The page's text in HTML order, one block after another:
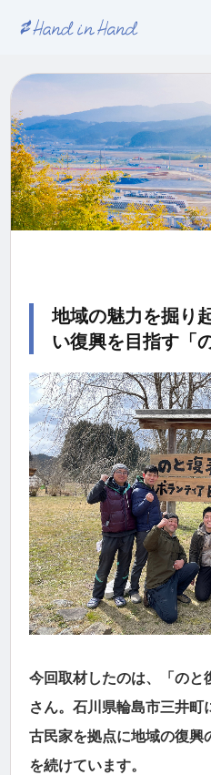
地域の魅力を掘り
い復興を目指す「
今回取材したのは、「のと
さん。石川県輪島市三井
古民家を拠点に地域の復興
を続けています。